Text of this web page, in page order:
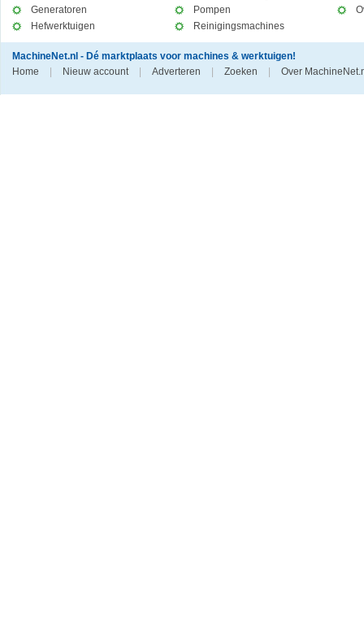
Generatoren
Hefwerktuigen
Pompen
Reinigingsmachines
MachineNet.nl - Dé marktplaats voor machines & werktuigen!
Home
Nieuw account Adverteren Zoeken Over